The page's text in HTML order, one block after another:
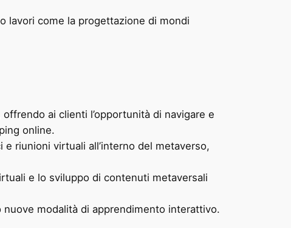
lavori come la progettazione di mondi
ai clienti l’opportunità di navigare e
online.
riunioni virtuali all’interno del metaverso,
e lo sviluppo di contenuti metaversali
modalità di apprendimento interattivo.